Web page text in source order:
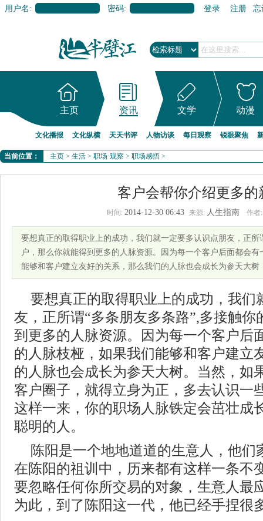
用户名: 密码: 登录 注册 忘
主页 资讯 文学 动漫
文化播报 文化纵横 天天书评 人物访谈 每日观察 锐眼聚焦
当前位置： 主页 > 生活 > 职场·观察 > 职场感悟 >
客户会帮你介绍更多的
时间: 2014-12-30 06:43 来源: 人生指南 作者:
要想真正的取得职业上的成功，我们就一定要多认识点朋友，正所
户，那么你就能得到更多的人脉资源。因为每一个客户后面都会
能够和客户建立友好的关系，那么我们的人脉也会成长为参天大树
要想真正的取得职业上的成功，我们
友，正所谓“多条朋友多条路”,多接触
到更多的人脉资源。因为每一个客户后
的人脉枝桠，如果我们能够和客户建立
的人脉也会成长为参天大树。当然，如
客户圈子，就得立身为正，多去认识一
这样一来，你的职场人脉铁定会茁壮成
聪明的人。
陈阳是一个地地道道的生意人，他们
在陈阳的祖训中，历来都有这样一条不
要忽略任何你所交易的对象，生意人最
为此，到了陈阳这一代，他已经手捏很